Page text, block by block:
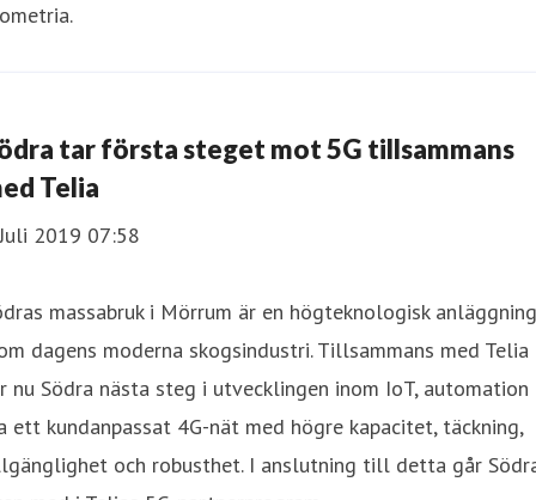
tar första steget mot 5G tillsammans
Telia
2019 07:58
massabruk i Mörrum är en högteknologisk anläggning
dagens moderna skogsindustri. Tillsammans med Telia
nu Södra nästa steg i utvecklingen inom IoT, automation
ett kundanpassat 4G-nät med högre kapacitet, täckning,
och robusthet. I anslutning till detta går